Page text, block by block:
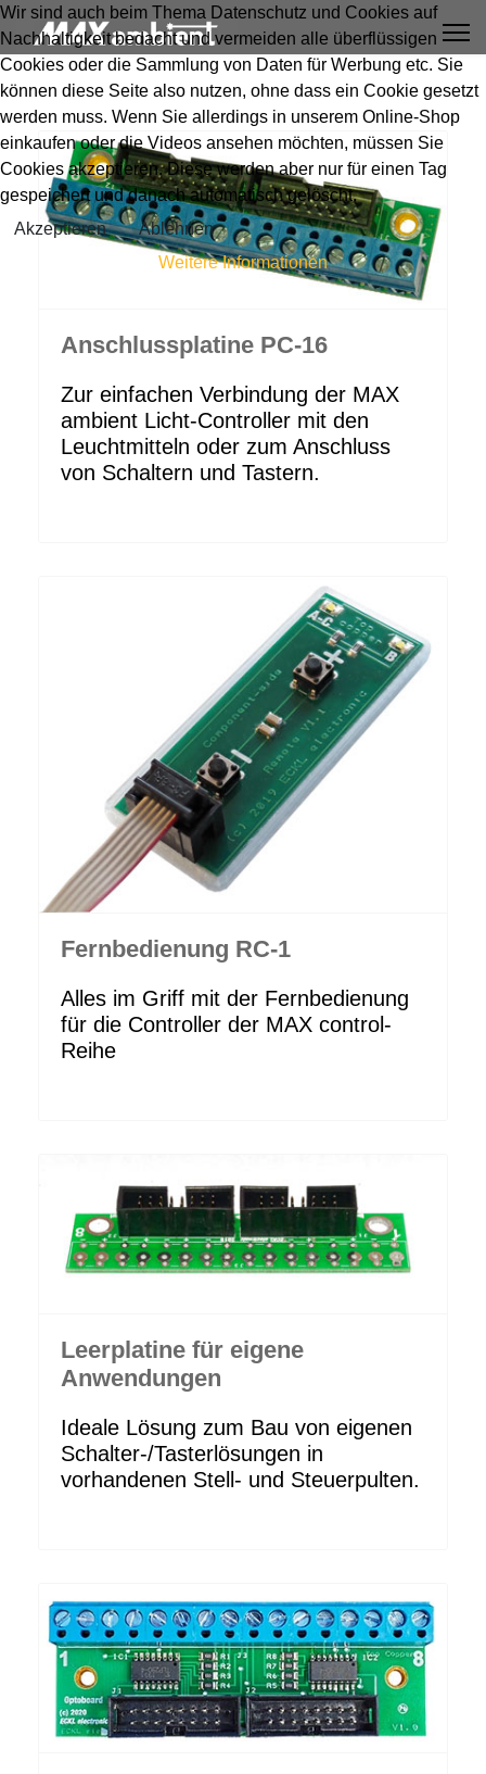
Anschlussplatine PC-16
Zur einfachen Verbindung der MAX
ambient Licht-Controller mit den
Leuchtmitteln oder zum Anschluss
von Schaltern und Tastern.
Fernbedienung RC-1
Alles im Griff mit der Fernbedienung
für die Controller der MAX control-
Reihe
Leerplatine für eigene
Anwendungen
Ideale Lösung zum Bau von eigenen
Schalter-/Tasterlösungen in
vorhandenen Stell- und Steuerpulten.
Wir sind auch beim Thema Datenschutz und Cookies auf
Nachhaltigkeit bedacht und vermeiden alle überflüssigen
Cookies oder die Sammlung von Daten für Werbung etc. Sie
können diese Seite also nutzen, ohne dass ein Cookie gesetzt
werden muss. Wenn Sie allerdings in unserem Online-Shop
einkaufen oder die Videos ansehen möchten, müssen Sie
Cookies akzeptieren. Diese werden aber nur für einen Tag
gespeichert und danach automatisch gelöscht.
Akzeptieren
Ablehnen
Weitere Informationen